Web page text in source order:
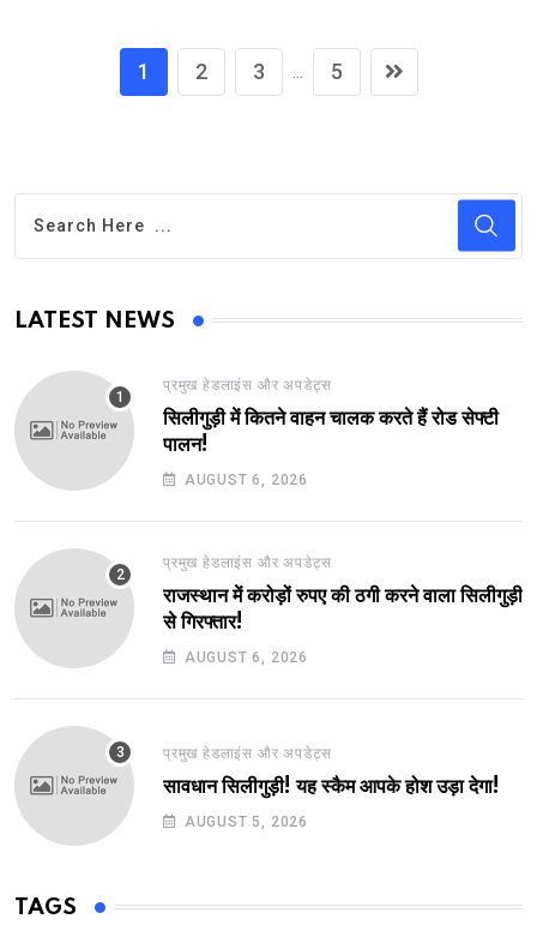
1 2 3 5
LATEST NEWS
प्रमुख हेडलाइंस और अपडेट्स
सिलीगुड़ी में कितने वाहन चालक करते हैं रोड सेफ्टी
पालन!
AUGUST 6, 2026
प्रमुख हेडलाइंस और अपडेट्स
राजस्थान में करोड़ों रुपए की ठगी करने वाला सिलीगुड़ी
से गिरफ्तार!
AUGUST 6, 2026
प्रमुख हेडलाइंस और अपडेट्स
सावधान सिलीगुड़ी! यह स्कैम आपके होश उड़ा देगा!
AUGUST 5, 2026
TAGS